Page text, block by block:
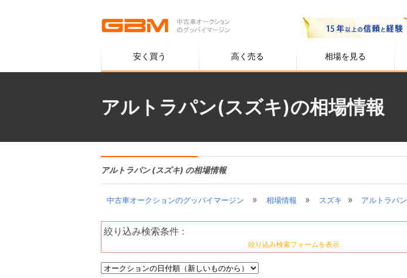
安く買う 高く売る 相場を見る
アルトラパン(スズキ)の相場情報
アルトラパン (スズキ) の相場情報
中古車オークションのグッバイマージン » 相場情報 » スズキ » アルトラパン
絞り込み検索条件 :
絞り込み検索フォームを表示